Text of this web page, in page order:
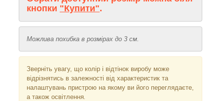
кнопки "Купити".
Можлива похибка в розмірах до 3 см.
Зверніть увагу, що колір і відтінок виробу може
відрізнятись в залежності від характеристик та
налаштувань пристрою на якому ви його переглядаєте,
а також освітлення